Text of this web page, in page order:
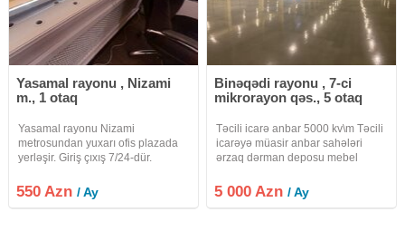
Yasamal rayonu , Nizami
m., 1 otaq
Yasamal rayonu Nizami
metrosundan yuxarı ofis plazada
yerləşir. Giriş çıxış 7/24-dür.
internet daxildir. Qadın kişi sanitar
qovşaq və mətbəx ümumidir. Ofis
550 Azn/ Ay
Binəqədi rayonu , 7-ci
mikrorayon qəs., 5 otaq
Təcili icarə anbar 5000 kv\m Təcili
icarəyə müasir anbar sahələri
ərzaq dərman deposu mebel
kv\m Dərnəgül metrosu S S
Axundov 11 Anbar 70 sot ərazidə
5 000 Azn/ Ay